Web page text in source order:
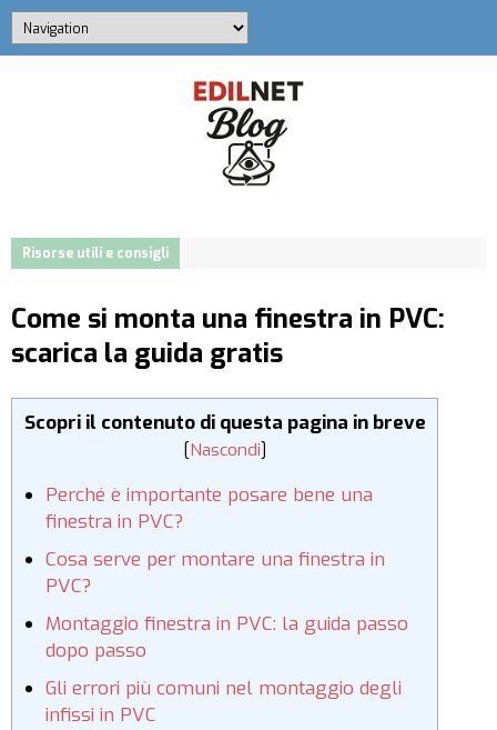
Risorse utili e consigli
Come si monta una finestra in PVC:
scarica la guida gratis
Scopri il contenuto di questa pagina in breve
[Nascondi]
Perché è importante posare bene una
finestra in PVC?
Cosa serve per montare una finestra in
PVC?
Montaggio finestra in PVC: la guida passo
dopo passo
Gli errori più comuni nel montaggio degli
infissi in PVC